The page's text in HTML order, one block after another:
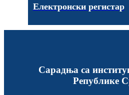
Електронски регистар
Сарадња са
Републике